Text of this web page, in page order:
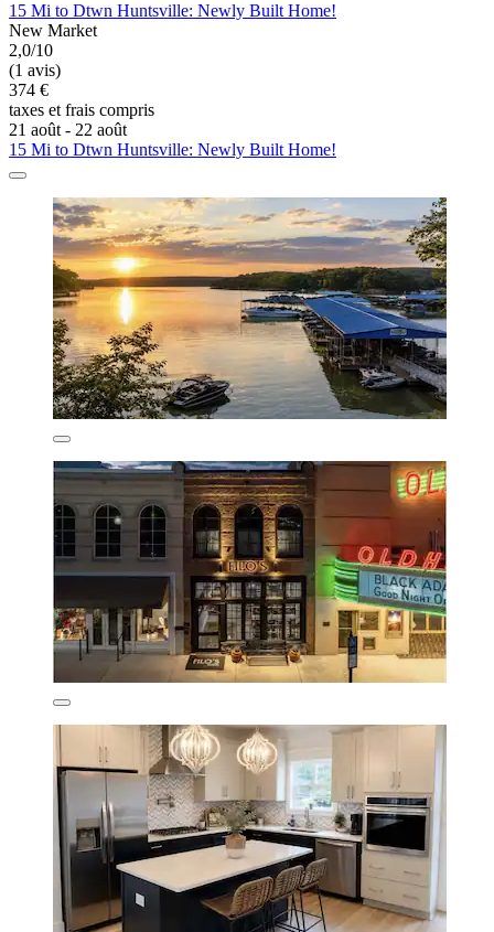
15 Mi to Dtwn Huntsville: Newly Built Home!
New Market
2,0/10
(1 avis)
374 €
taxes et frais compris
21 août - 22 août
15 Mi to Dtwn Huntsville: Newly Built Home!